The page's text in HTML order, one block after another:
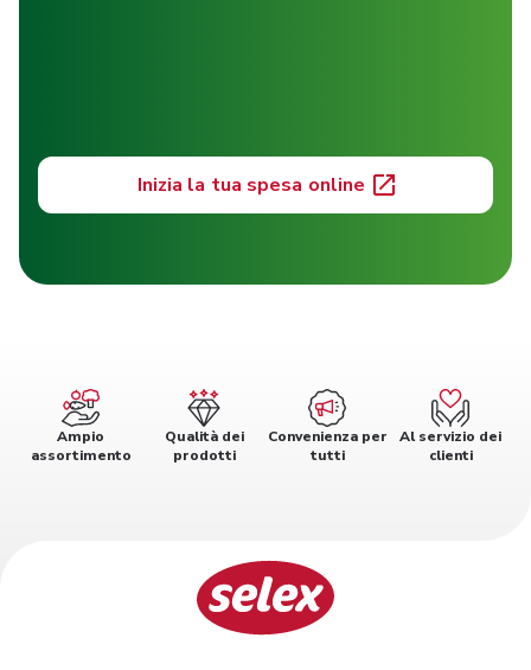
Inizia la tua spesa online
Ampio
assortimento
Qualità dei
prodotti
Convenienza per
tutti
Al servizio dei
clienti